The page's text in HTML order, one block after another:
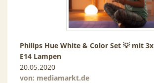
Philips Hue White & Color Set 💡 mit 3x
E14 Lampen
20.05.2020
von: mediamarkt.de